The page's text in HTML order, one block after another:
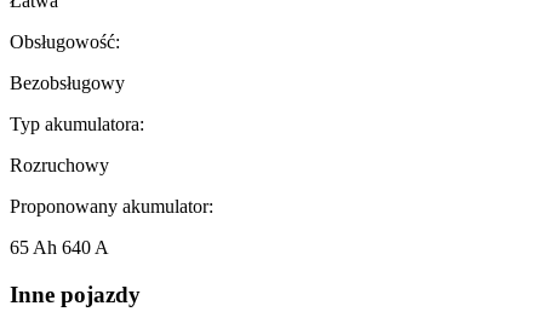
Obsługowość:
Bezobsługowy
Typ akumulatora:
Rozruchowy
Proponowany akumulator:
65 Ah 640 A
Inne pojazdy